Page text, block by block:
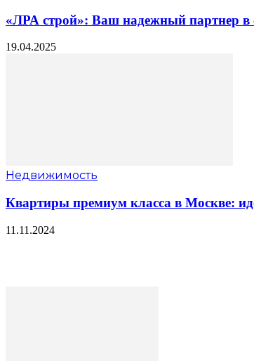
«ЛРА строй»: Ваш надежный партнер в
19.04.2025
Недвижимость
Квартиры премиум класса в Москве:
11.11.2024